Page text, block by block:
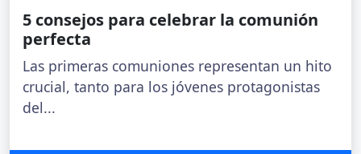
5 consejos para celebrar la comunión
perfecta
Las primeras comuniones representan un hito
crucial, tanto para los jóvenes protagonistas
del...